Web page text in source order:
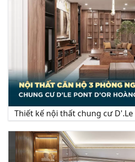
Thiết kế nội thất chung cư